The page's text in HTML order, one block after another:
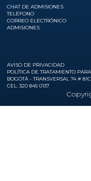
CHAT DE ADMISIONES
TELÉFONO
CORREO ELECTRÓNICO
ADMISIONES
AVISO DE PRIVACIDAD
POLÍTICA DE TRATAMIENTO
BOGOTÁ - TRANSVERSAL 74 #
CEL: 320 845 0137